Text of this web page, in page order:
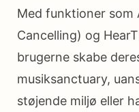
Med funktioner som
Cancelling) og
brugerne skabe
musiksanctuary,
støjende miljø eller